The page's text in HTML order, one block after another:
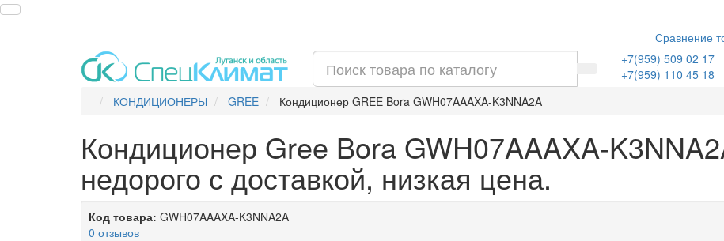
Сравнение
+7(959) 509 02 17
+7(959) 110 45 18
КОНДИЦИОНЕРЫ GREE Кондиционер GREE Bora GWH07AAAXA-K3NNA2A
Кондиционер Gree Bora GWH07AAAXA-
недорого с доставкой, низкая цена.
Код товара: GWH07AAAXA-K3NNA2A
0 отзывов